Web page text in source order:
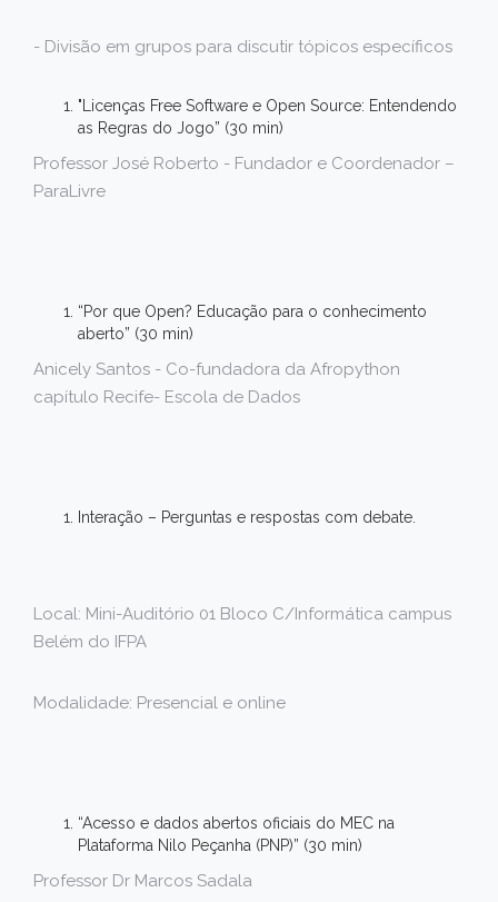
- Divisão em grupos para discutir tópicos específicos
"Licenças Free Software e Open Source: Entendendo
as Regras do Jogo” (30 min)
Professor José Roberto - Fundador e Coordenador –
ParaLivre
“Por que Open? Educação para o conhecimento
aberto” (30 min)
Anicely Santos - Co-fundadora da Afropython
capítulo Recife- Escola de Dados
Interação – Perguntas e respostas com debate.
Local: Mini-Auditório 01 Bloco C/Informática campus
Belém do IFPA
Modalidade: Presencial e online
“Acesso e dados abertos oficiais do MEC na
Plataforma Nilo Peçanha (PNP)” (30 min)
Professor Dr Marcos Sadala